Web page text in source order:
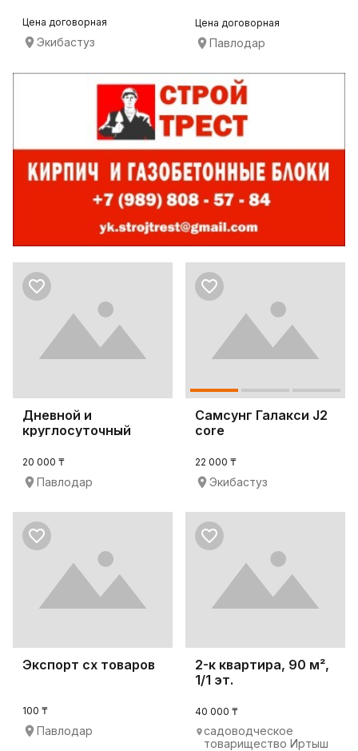
Цена договорная
Экибастуз
Цена договорная
Павлодар
Дневной и
круглосуточный
20 000 ₸
Павлодар
Самсунг Галакси J2
core
22 000 ₸
Экибастуз
Экспорт сх товаров
100 ₸
Павлодар
2-к квартира, 90 м²,
1/1 эт.
40 000 ₸
садоводческое
товарищество Иртыш